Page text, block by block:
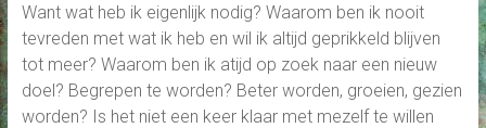
Want wat heb ik eigenlijk nodig? Waarom ben ik nooit
tevreden met wat ik heb en wil ik altijd geprikkeld blijven
tot meer? Waarom ben ik atijd op zoek naar een nieuw
doel? Begrepen te worden? Beter worden, groeien, gezien
worden? Is het niet een keer klaar met mezelf te willen